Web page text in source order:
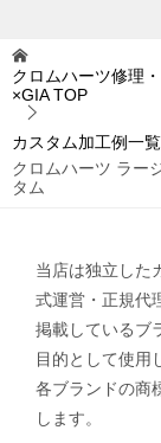
クロムハーツ修理
×GIATOP
カスタム加工例一覧
クロムハーツ ラー
タム
当店は独立した
式運営・正規代
掲載しているブ
目的として使用
各ブランドの商
します。